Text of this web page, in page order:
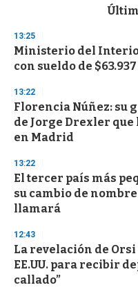
d
s
o
f
3
s
e
c
o
d
s
13:25
Ministerio del
con sueldo de
13:22
Florencia Núñez: su
de Jorge Drexler
en Madrid
13:22
El tercer país más
su cambio de
llamará
12:43
La revelación de
EE.UU. para recibir
callado”